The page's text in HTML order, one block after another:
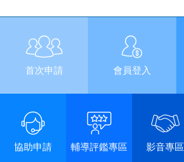
首次申請 會員登入
協助申請 輔導評鑑專區 影音專區